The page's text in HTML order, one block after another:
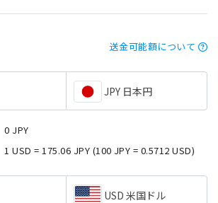
送金可能額について
JPY 日本円
0 JPY
1 USD = 175.06 JPY (100 JPY = 0.5712 USD)
USD 米国ドル